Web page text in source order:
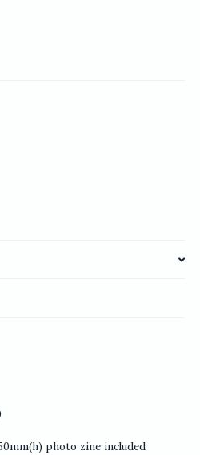
photo zine included